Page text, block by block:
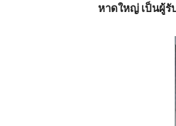
หาดใหญ่ เป็นผู้รั